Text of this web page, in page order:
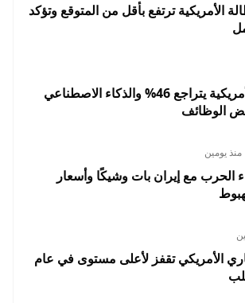
الأمريكية ترتفع بأقل من المتوقع وتؤكد
تسريح العمالة الأمريكية يتراجع 46% والذكاء الاصطناعي
الوظائف
منذ يومين
الحرب مع إيران بات وشيكًا وأسعار
الأمريكي تقفز لأعلى مستوى في عام